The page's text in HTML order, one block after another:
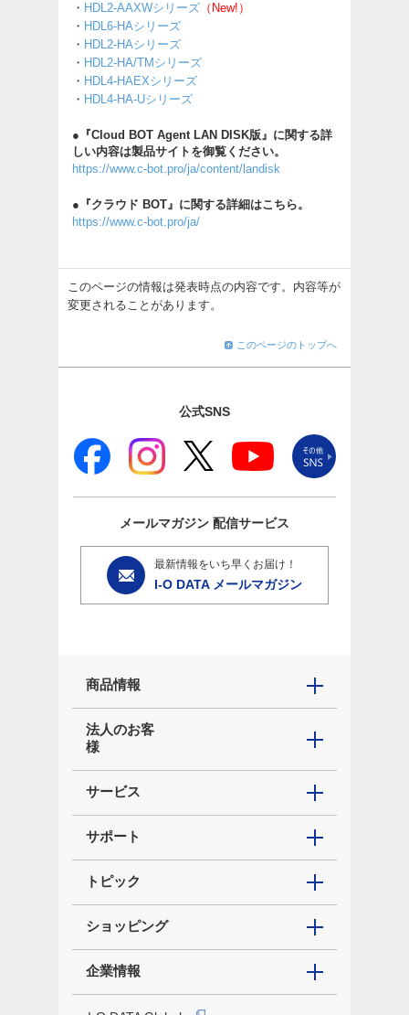
・ HDL2-AAXWシリーズ （New!）
・ HDL6-HAシリーズ
・ HDL2-HAシリーズ
・ HDL2-HA/TMシリーズ
・ HDL4-HAEXシリーズ
・ HDL4-HA-Uシリーズ
●『Cloud BOT Agent LAN DISK版』に関する詳
しい内容は製品サイトを御覧ください。
https://www.c-bot.pro/ja/content/landisk
●『クラウド BOT』に関する詳細はこちら。
https://www.c-bot.pro/ja/
このページの情報は発表時点の内容です。内容等が
変更されることがあります。
このページのトップへ
公式SNS
メールマガジン 配信サービス
最新情報をいち早くお届け！
I-O DATA メールマガジン
商品情報
法人のお客
様
サービス
サポート
トピック
ショッピング
企業情報